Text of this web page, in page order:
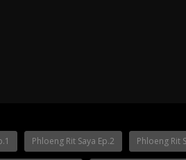
Phloeng Rit Saya Ep.2 Phloeng Rit